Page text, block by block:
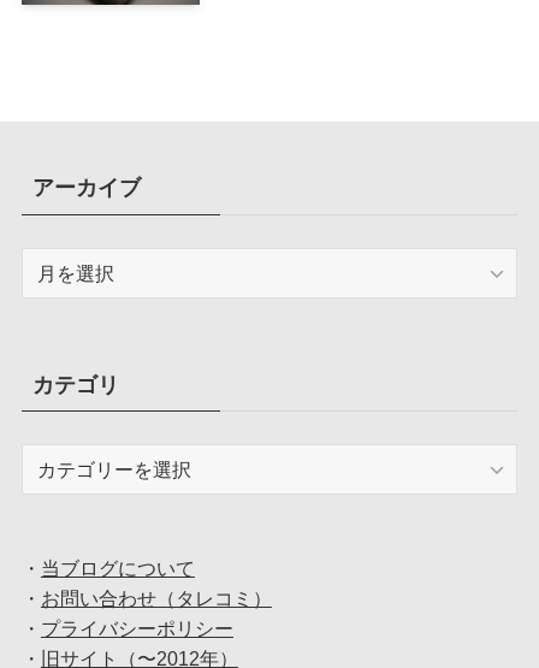
アーカイブ
ブカテゴリ
・ 当ブログについて
・ お問い合わせ（タレコミ）
・ プライバシーポリシー
・
旧サイト（〜2012年）